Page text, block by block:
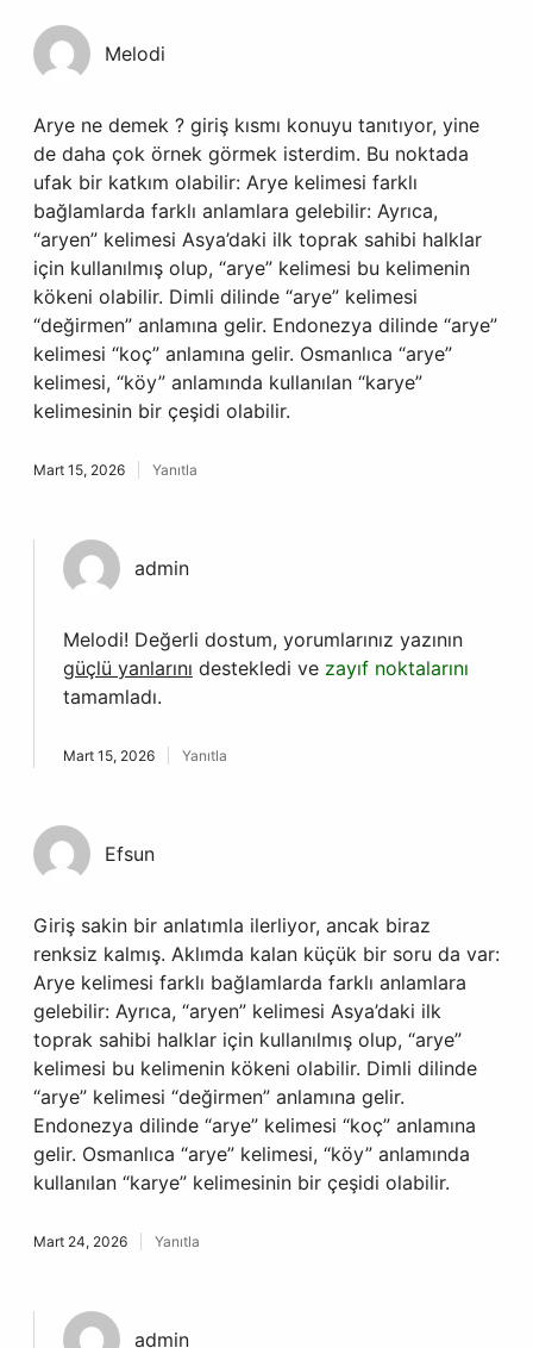
Melodi
Arye ne demek ? giriş kısmı konuyu tanıtıyor, yine
de daha çok örnek görmek isterdim. Bu noktada
ufak bir katkım olabilir: Arye kelimesi farklı
bağlamlarda farklı anlamlara gelebilir: Ayrıca,
“aryen” kelimesi Asya’daki ilk toprak sahibi halklar
için kullanılmış olup, “arye” kelimesi bu kelimenin
kökeni olabilir. Dimli dilinde “arye” kelimesi
“değirmen” anlamına gelir. Endonezya dilinde “arye”
kelimesi “koç” anlamına gelir. Osmanlıca “arye”
kelimesi, “köy” anlamında kullanılan “karye”
kelimesinin bir çeşidi olabilir.
Mart 15, 2026 Yanıtla
admin
Melodi! Değerli dostum, yorumlarınız yazının
güçlü yanlarını destekledi ve zayıf noktalarını
tamamladı.
Mart 15, 2026 Yanıtla
Efsun
Giriş sakin bir anlatımla ilerliyor, ancak biraz
renksiz kalmış. Aklımda kalan küçük bir soru da var:
Arye kelimesi farklı bağlamlarda farklı anlamlara
gelebilir: Ayrıca, “aryen” kelimesi Asya’daki ilk
toprak sahibi halklar için kullanılmış olup, “arye”
kelimesi bu kelimenin kökeni olabilir. Dimli dilinde
“arye” kelimesi “değirmen” anlamına gelir.
Endonezya dilinde “arye” kelimesi “koç” anlamına
gelir. Osmanlıca “arye” kelimesi, “köy” anlamında
kullanılan “karye” kelimesinin bir çeşidi olabilir.
Mart 24, 2026 Yanıtla
admin